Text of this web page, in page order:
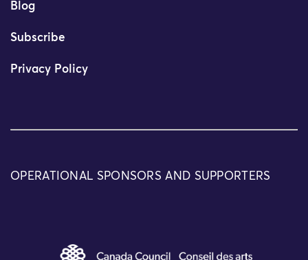
Blog
Subscribe
Privacy Policy
OPERATIONAL SPONSORS AND SUPPORTERS